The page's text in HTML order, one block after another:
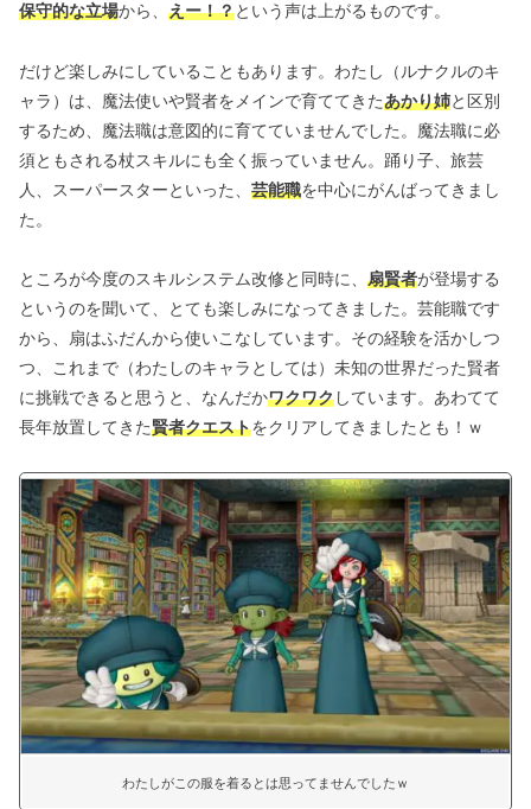
保守的な立場から、 えー！？という声は上がるものです。
だけど楽しみにしていることもあります。わたし（ルナクルのキ
ャラ）は、魔法使いや賢者をメインで育ててきたあかり姉と区別
するため、魔法職は意図的に育てていませんでした。魔法職に必
須ともされる杖スキルにも全く振っていません。踊り子、旅芸
人、スーパースターといった、 芸能職を中心にがんばってきまし
た。
ところが今度のスキルシステム改修と同時に、 扇賢者が登場する
というのを聞いて、とても楽しみになってきました。芸能職です
から、扇はふだんから使いこなしています。その経験を活かしつ
つ、これまで（わたしのキャラとしては）未知の世界だった賢者
に挑戦できると思うと、なんだかワクワクしています。あわてて
長年放置してきた賢者クエストをクリアしてきましたとも！ｗ
わたしがこの服を着るとは思ってませんでしたｗ